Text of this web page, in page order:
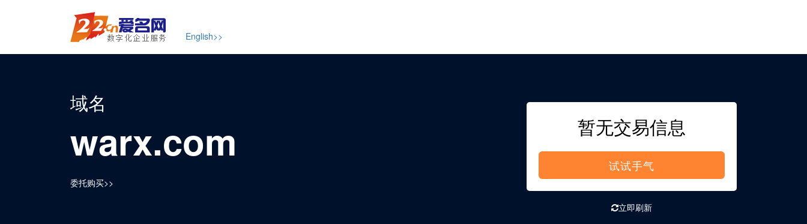
English>>
域名
warx.com
委托购买>>
暂无交易信息
试试手气
立即刷新